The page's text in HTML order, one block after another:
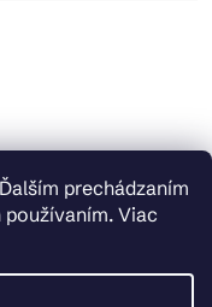
prechádzaním
Viac
399 Pracovné dni od
: +421 914 399 399